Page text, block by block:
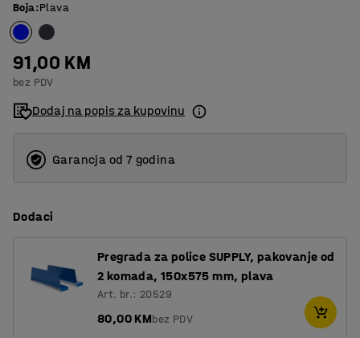
440
575
Boja:Plava
91,00 KM
bez PDV
Dodaj na popis za kupovinu
Garancja od 7 godina
Dodaci
Pregrada za police SUPPLY, pakovanje od
2 komada, 150x575 mm, plava
Art. br.: 20529
80,00 KMbez PDV